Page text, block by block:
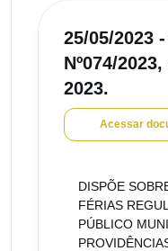
25/05/2023
Nº074/
2023.
Acessar
DISPÕE
FÉRIAS
PÚBLICO